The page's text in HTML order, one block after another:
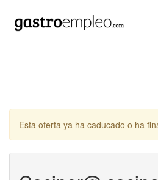
Esta oferta ya ha caducado o ha